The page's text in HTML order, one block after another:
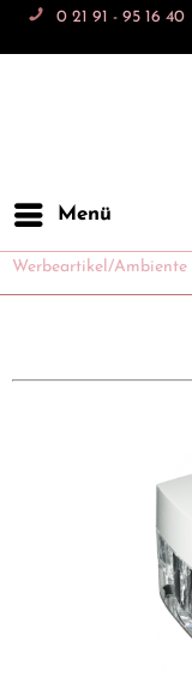
0 21 91 - 95 16 40
Menü
Werbeartikel/Ambiente